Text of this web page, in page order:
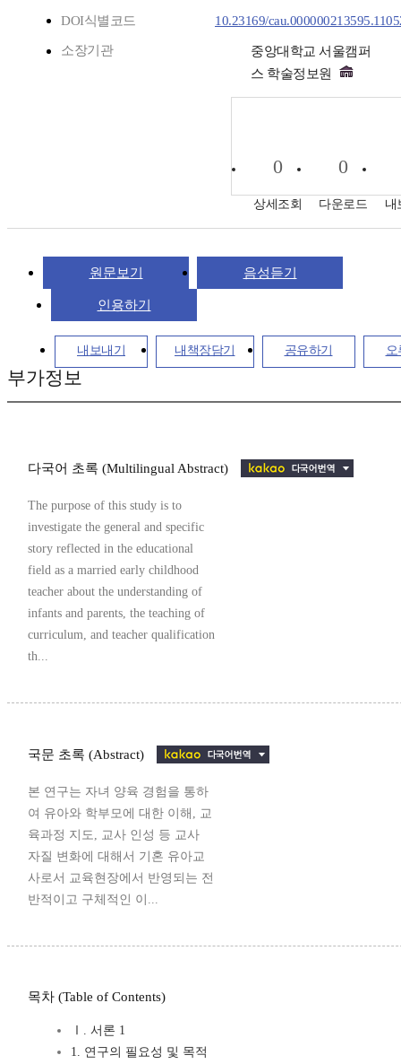
DOI식별코드 10.23169/
소장기관
중앙대학교 서울캠퍼
스 학술정보원
0
상세조회
0
다운로드 내
원문보기 음성듣기
인용하기
내보내기 내책장담기 공유하기 오
부가정보
다국어 초록 (Multilingual Abstract)
The purpose of this study is to
investigate the general and specific
story reflected in the educational
field as a married early childhood
teacher about the understanding of
infants and parents, the teaching of
curriculum, and teacher qualification
th...
국문 초록 (Abstract)
본 연구는 자녀 양육 경험을 통하
여 유아와 학부모에 대한 이해, 교
육과정 지도, 교사 인성 등 교사
자질 변화에 대해서 기혼 유아교
사로서 교육현장에서 반영되는 전
반적이고 구체적인 이...
목차 (Table of Contents)
Ⅰ. 서론 1
1. 연구의 필요성 및 목적